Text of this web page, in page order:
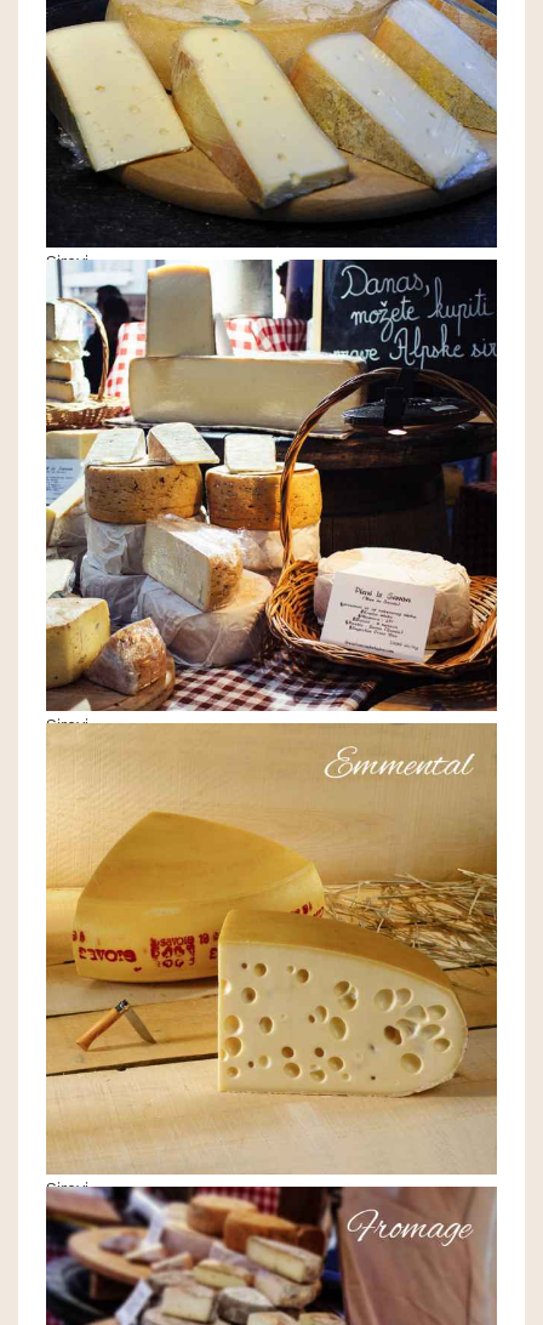
Sirevi
Sirevi
Sirevi